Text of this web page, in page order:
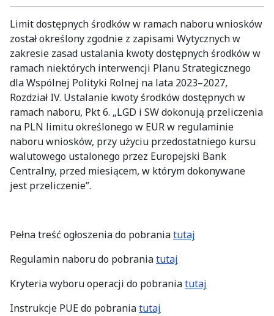
Limit dostępnych środków w ramach naboru wniosków
został określony zgodnie z zapisami Wytycznych w
zakresie zasad ustalania kwoty dostępnych środków w
ramach niektórych interwencji Planu Strategicznego
dla Wspólnej Polityki Rolnej na lata 2023–2027,
Rozdział IV. Ustalanie kwoty środków dostępnych w
ramach naboru, Pkt 6. „LGD i SW dokonują przeliczenia
na PLN limitu określonego w EUR w regulaminie
naboru wniosków, przy użyciu przedostatniego kursu
walutowego ustalonego przez Europejski Bank
Centralny, przed miesiącem, w którym dokonywane
jest przeliczenie”.
Pełna treść ogłoszenia do pobraniatutaj
Regulamin naboru do pobraniatutaj
Kryteria wyboru operacji do pobraniatutaj
Instrukcje PUE do pobraniatutaj